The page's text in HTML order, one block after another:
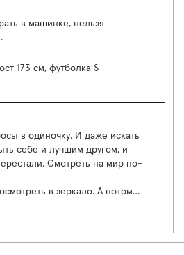
в машинке, нельзя
173 см, футболка S
в одиночку. И даже искать
себе и лучшим другом, и
Смотреть на мир по-
в зеркало. А потом…